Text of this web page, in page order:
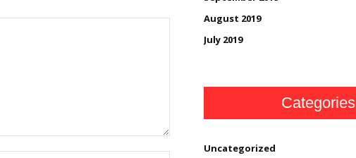
August 2019
July 2019
Categories
Uncategorized